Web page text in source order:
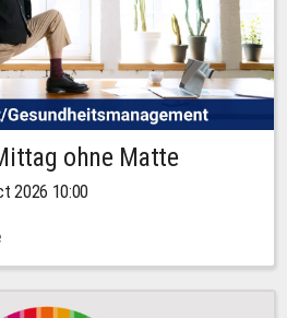
ohne Matte
2026 10:00